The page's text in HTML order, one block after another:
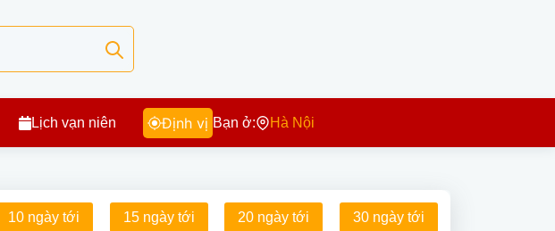
Lịch vạn niên Định vị Bạn ở: Hà Nội
10 ngày tới 15 ngày tới 20 ngày tới 30 ngày tới